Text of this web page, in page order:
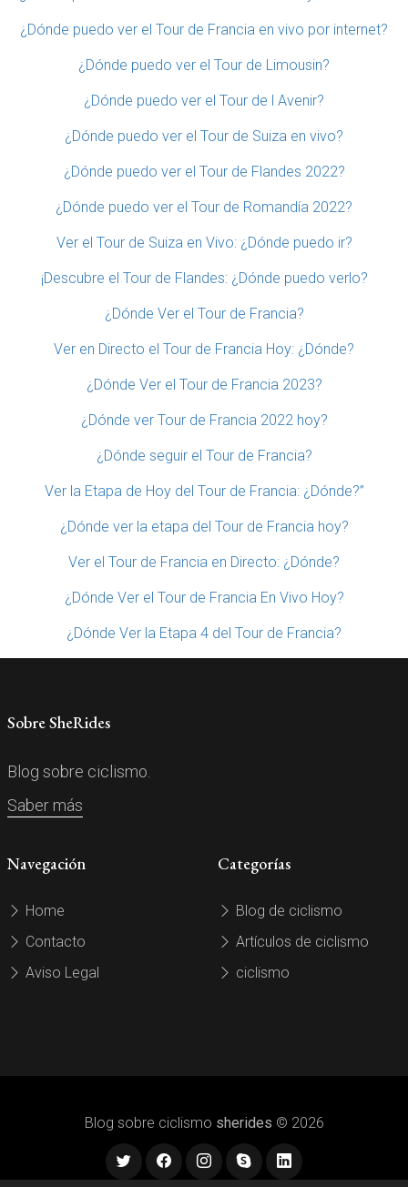
¿Dónde puedo ver el Tour de Francia en vivo por internet?
¿Dónde puedo ver el Tour de Limousin?
¿Dónde puedo ver el Tour de l Avenir?
¿Dónde puedo ver el Tour de Suiza en vivo?
¿Dónde puedo ver el Tour de Flandes 2022?
¿Dónde puedo ver el Tour de Romandía 2022?
Ver el Tour de Suiza en Vivo: ¿Dónde puedo ir?
¡Descubre el Tour de Flandes: ¿Dónde puedo verlo?
¿Dónde Ver el Tour de Francia?
Ver en Directo el Tour de Francia Hoy: ¿Dónde?
¿Dónde Ver el Tour de Francia 2023?
¿Dónde ver Tour de Francia 2022 hoy?
¿Dónde seguir el Tour de Francia?
Ver la Etapa de Hoy del Tour de Francia: ¿Dónde?”
¿Dónde ver la etapa del Tour de Francia hoy?
Ver el Tour de Francia en Directo: ¿Dónde?
¿Dónde Ver el Tour de Francia En Vivo Hoy?
¿Dónde Ver la Etapa 4 del Tour de Francia?
Sobre SheRides
Blog sobre ciclismo.
Saber más
Navegación
Home
Contacto
Aviso Legal
Categorías
Blog de ciclismo
Artículos de ciclismo
ciclismo
Blog sobre ciclismo sherides © 2026